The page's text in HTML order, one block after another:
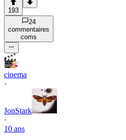
193
24
commentaires
coms
cinema
·
JonStark
·
10 ans